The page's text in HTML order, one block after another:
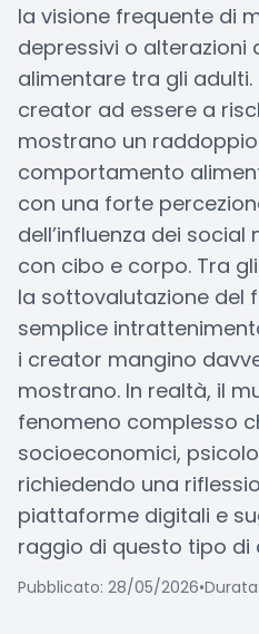
la visione frequente di
depressivi o
alimentare tra gli adulti.
creator ad essere a
mostrano un
comportamento
con una forte
dell’influenza dei
con cibo e corpo. Tra
la sottovalutazione del
semplice
i creator mangino
mostrano. In realtà, il
fenomeno complesso
socioeconomici,
richiedendo una
piattaforme digitali e
raggio di questo tipo di
Pubblicato: 28/05/2026•